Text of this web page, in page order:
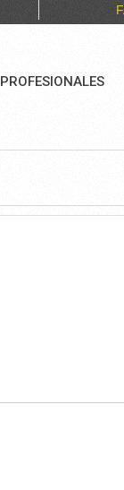
PROFESIONALES